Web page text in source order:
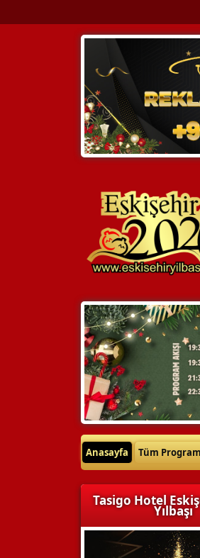
Anasayfa Tüm
Tasigo Hotel
Yılbaşı